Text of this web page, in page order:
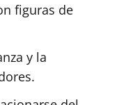
figuras de
y la